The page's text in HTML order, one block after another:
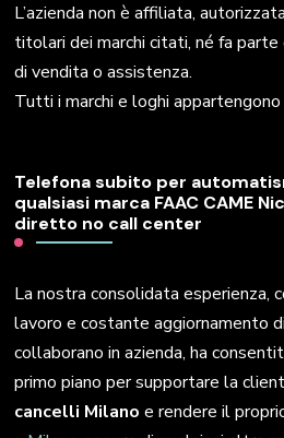
L’azienda non è affiliata,
titolari dei marchi citati, né fa
di vendita o assistenza.
Tutti i marchi e loghi
Telefona subito per
qualsiasi marca FAAC CAME
diretto no call center
La nostra consolidata esperienza,
lavoro e costante aggiornamento
collaborano in azienda, ha
primo piano per supportare la
cancelli Milano e rendere il